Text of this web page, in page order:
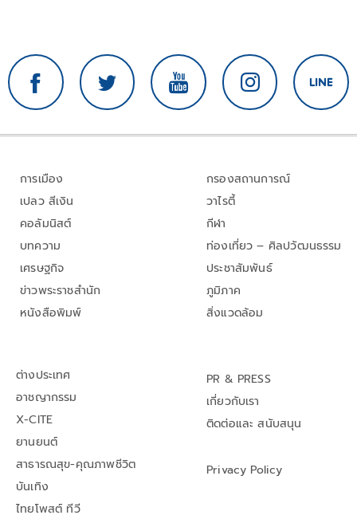
การเมือง
เปลว สีเงิน
คอลัมนิสต์
บทความ
เศรษฐกิจ
ข่าวพระราชสำนัก
หนังสือพิมพ์
กรองสถานการณ์
วาไรตี้
กีฬา
ท่องเที่ยว – ศิลปวัฒนธรรม
ประชาสัมพันธ์
ภูมิภาค
สิ่งแวดล้อม
ต่างประเทศ
อาชญากรรม
X-CITE
ยานยนต์
สาธารณสุข-คุณภาพชีวิต
บันเทิง
ไทยโพสต์ ทีวี
PR & PRESS
เกี่ยวกับเรา
ติดต่อและ สนับสนุน
Privacy Policy